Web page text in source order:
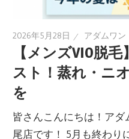
2026年5月28日 アダムワン
【メンズVIO脱
スト！蒸れ・ニ
を
皆さんこんにちは！ア
尾店です！ 5月も終わり